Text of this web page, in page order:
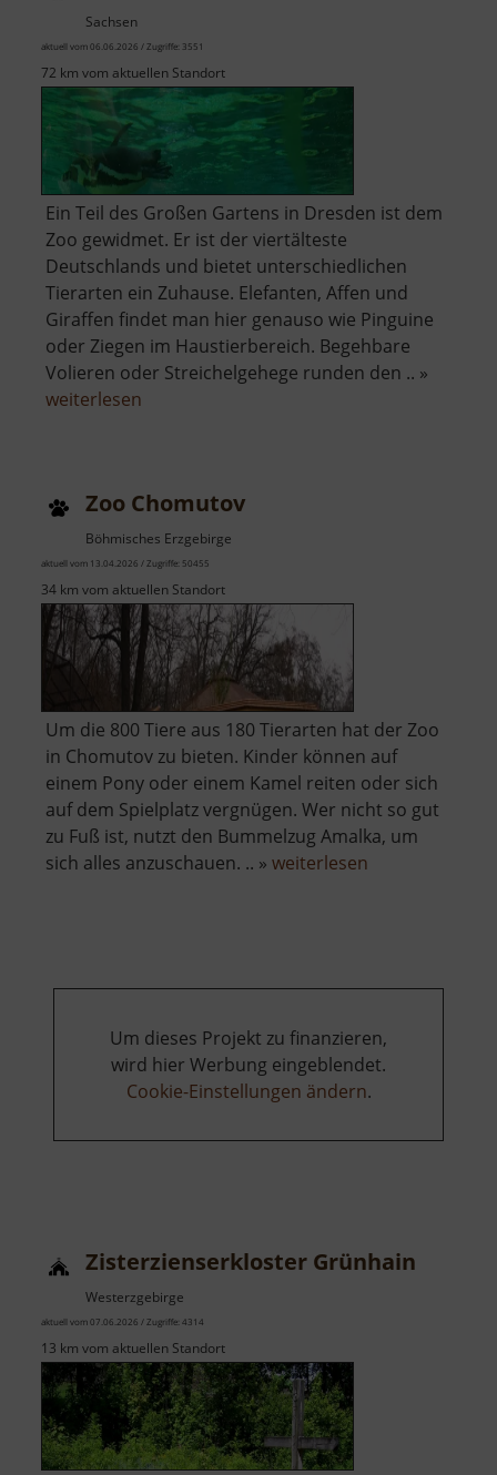
Sachsen
aktuell vom 06.06.2026 / Zugriffe: 3551
72 km vom aktuellen Standort
Ein Teil des Großen Gartens in Dresden ist dem
Zoo gewidmet. Er ist der viertälteste
Deutschlands und bietet unterschiedlichen
Tierarten ein Zuhause. Elefanten, Affen und
Giraffen findet man hier genauso wie Pinguine
oder Ziegen im Haustierbereich. Begehbare
Volieren oder Streichelgehege runden den .. »
weiterlesen
Zoo Chomutov
Böhmisches Erzgebirge
aktuell vom 13.04.2026 / Zugriffe: 50455
34 km vom aktuellen Standort
Um die 800 Tiere aus 180 Tierarten hat der Zoo
in Chomutov zu bieten. Kinder können auf
einem Pony oder einem Kamel reiten oder sich
auf dem Spielplatz vergnügen. Wer nicht so gut
zu Fuß ist, nutzt den Bummelzug Amalka, um
sich alles anzuschauen. .. » weiterlesen
Um dieses Projekt zu finanzieren,
wird hier Werbung eingeblendet.
Cookie-Einstellungen ändern.
Zisterzienserkloster Grünhain
Westerzgebirge
aktuell vom 07.06.2026 / Zugriffe: 4314
13 km vom aktuellen Standort